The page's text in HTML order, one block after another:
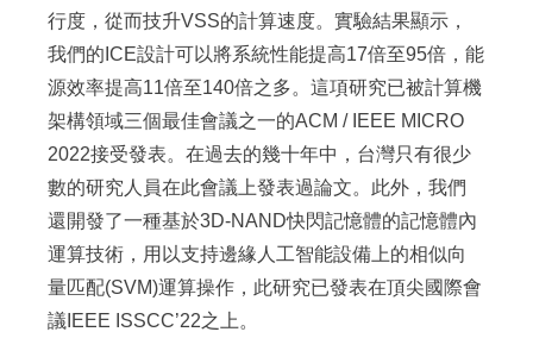
行度，從而技升VSS的計算速度。實驗結果顯示，
我們的ICE設計可以將系統性能提高17倍至95倍，能
源效率提高11倍至140倍之多。這項研究已被計算機
架構領域三個最佳會議之一的ACM / IEEE MICRO
2022接受發表。在過去的幾十年中，台灣只有很少
數的研究人員在此會議上發表過論文。此外，我們
還開發了一種基於3D-NAND快閃記憶體的記憶體內
運算技術，用以支持邊緣人工智能設備上的相似向
量匹配(SVM)運算操作，此研究已發表在頂尖國際會
議IEEE ISSCC’22之上。